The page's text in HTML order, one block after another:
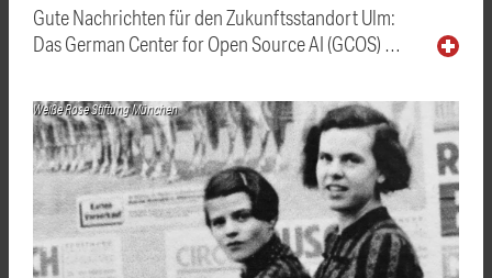
Gute Nachrichten für den Zukunftsstandort Ulm:
Das German Center for Open Source AI (GCOS) …
Weiße Rose Stiftung München